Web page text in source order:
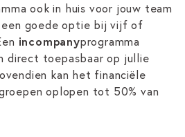
ook in huis voor jouw team
een goede optie bij vijf of
incompanyprogramma
direct toepasbaar op jullie
kan het financiële
oplopen tot 50% van